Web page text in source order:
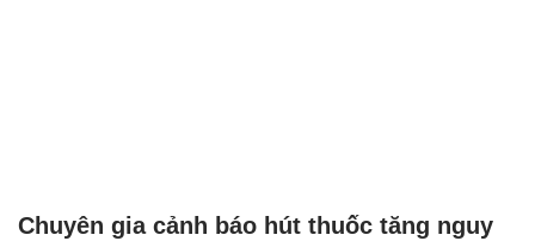
Chuyên gia cảnh báo hút thuốc tăng nguy